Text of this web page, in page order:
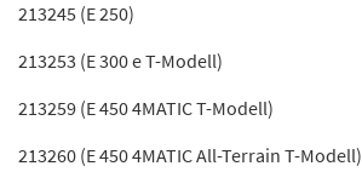
213245 (E 250)
213253 (E 300 e T-Modell)
213259 (E 450 4MATIC T-Modell)
213260 (E 450 4MATIC All-Terrain T-Modell)